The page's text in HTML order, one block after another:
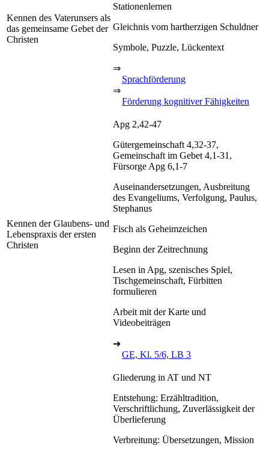
Kennen des Vaterunsers als
das gemeinsame Gebet der
Christen
Stationenlernen
Gleichnis vom hartherzigen Schuldner
Symbole, Puzzle, Lückentext
⇒
Sprachförderung
⇒
Förderung kognitiver Fähigkeiten
Kennen der Glaubens- und
Lebenspraxis der ersten
Christen
Apg 2,42-47
Gütergemeinschaft 4,32-37,
Gemeinschaft im Gebet 4,1-31,
Fürsorge Apg 6,1-7
Auseinandersetzungen, Ausbreitung
des Evangeliums, Verfolgung, Paulus,
Stephanus
Fisch als Geheimzeichen
Beginn der Zeitrechnung
Lesen in Apg, szenisches Spiel,
Tischgemeinschaft, Fürbitten
formulieren
Arbeit mit der Karte und
Videobeiträgen
➔
GE, Kl. 5/6, LB 3
Gliederung in AT und NT
Entstehung: Erzähltradition,
Verschriftlichung, Zuverlässigkeit der
Überlieferung
Verbreitung: Übersetzungen, Mission